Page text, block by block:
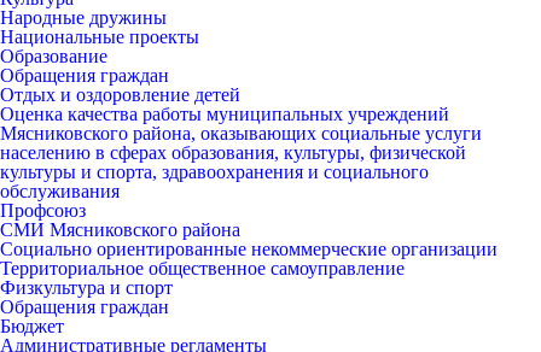
Народные дружины
Национальные проекты
Образование
Обращения граждан
Отдых и оздоровление детей
Оценка качества работы муниципальных учреждений
Мясниковского района, оказывающих социальные услуги
населению в сферах образования, культуры, физической
культуры и спорта, здравоохранения и социального
обслуживания
Профсоюз
СМИ Мясниковского района
Социально ориентированные некоммерческие организации
Территориальное общественное самоуправление
Физкультура и спорт
Обращения граждан
Бюджет
Административные регламенты